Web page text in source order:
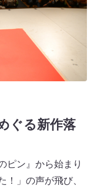
ぐる新作落
ピン』から始まり
！」の声が飛び、